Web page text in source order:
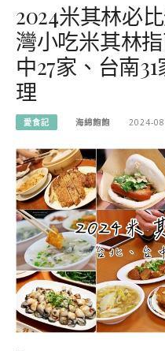
2024米其林必
灣小吃米其林
中27家、台南
理
愛食記 海綿飽飽 2024-